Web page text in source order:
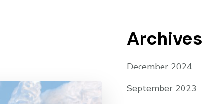
Archives
December 2024
September 2023